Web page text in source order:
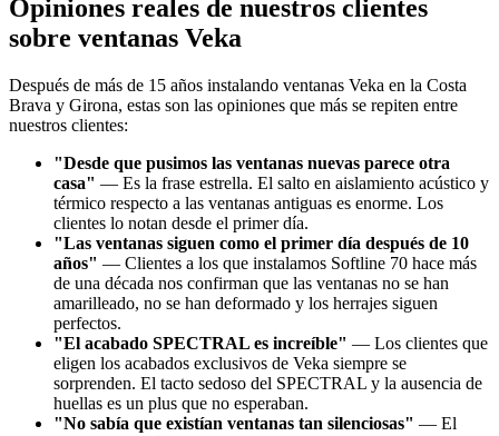
Opiniones reales de nuestros clientes
sobre ventanas Veka
Después de más de 15 años instalando ventanas Veka en la Costa
Brava y Girona, estas son las opiniones que más se repiten entre
nuestros clientes:
"Desde que pusimos las ventanas nuevas parece otra
casa" — Es la frase estrella. El salto en aislamiento acústico y
térmico respecto a las ventanas antiguas es enorme. Los
clientes lo notan desde el primer día.
"Las ventanas siguen como el primer día después de 10
años" — Clientes a los que instalamos Softline 70 hace más
de una década nos confirman que las ventanas no se han
amarilleado, no se han deformado y los herrajes siguen
perfectos.
"El acabado SPECTRAL es increíble" — Los clientes que
eligen los acabados exclusivos de Veka siempre se
sorprenden. El tacto sedoso del SPECTRAL y la ausencia de
huellas es un plus que no esperaban.
"No sabía que existían ventanas tan silenciosas" — El